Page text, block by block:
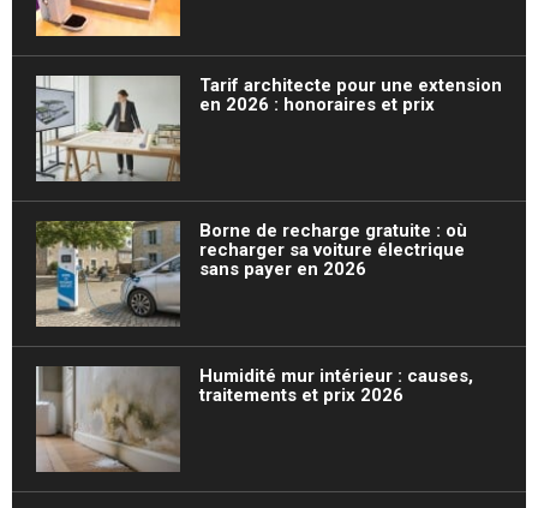
Tarif architecte pour une extension
en 2026 : honoraires et prix
Borne de recharge gratuite : où
recharger sa voiture électrique
sans payer en 2026
Humidité mur intérieur : causes,
traitements et prix 2026